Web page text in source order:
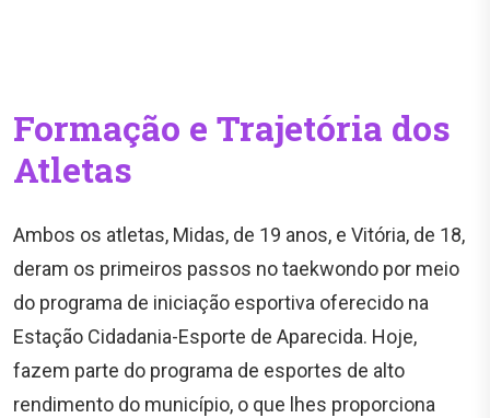
Formação e Trajetória dos
Atletas
Ambos os atletas, Midas, de 19 anos, e Vitória, de 18,
deram os primeiros passos no taekwondo por meio
do programa de iniciação esportiva oferecido na
Estação Cidadania-Esporte de Aparecida. Hoje,
fazem parte do programa de esportes de alto
rendimento do município, o que lhes proporciona